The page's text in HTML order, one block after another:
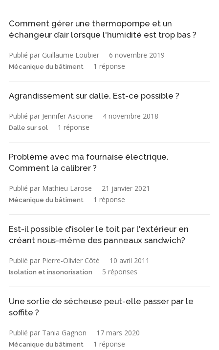
Comment gérer une thermopompe et un
échangeur d’air lorsque l'humidité est trop bas ?
Publié par Guillaume Loubier 6 novembre 2019
Mécanique du bâtiment 1 réponse
Agrandissement sur dalle. Est-ce possible ?
Publié par Jennifer Ascione 4 novembre 2018
Dalle sur sol 1 réponse
Problème avec ma fournaise électrique.
Comment la calibrer ?
Publié par Mathieu Larose 21 janvier 2021
Mécanique du bâtiment 1 réponse
Est-il possible d'isoler le toit par l'extérieur en
créant nous-même des panneaux sandwich?
Publié par Pierre-Olivier Côté 10 avril 2011
Isolation et insonorisation 5 réponses
Une sortie de sécheuse peut-elle passer par le
soffite ?
Publié par Tania Gagnon 17 mars 2020
Mécanique du bâtiment 1 réponse